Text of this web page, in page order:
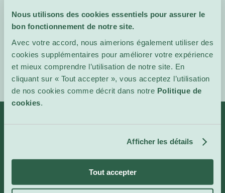
Nous utilisons des cookies essentiels pour assurer le
bon fonctionnement de notre site.
Avec votre accord, nous aimerions également utiliser des
cookies supplémentaires pour améliorer votre expérience
et mieux comprendre l’utilisation de notre site. En
cliquant sur « Tout accepter », vous acceptez l’utilisation
de nos cookies comme décrit dans notre Politique de
cookies
Afficher les détails
Tout accepter
l'événement
CoolBytes
Catégories
Plein Air